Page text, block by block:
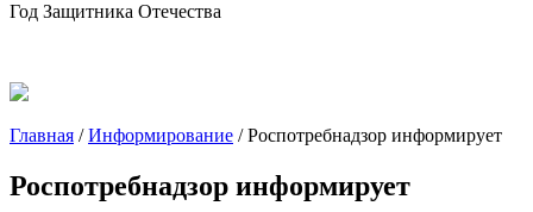
Год Защитника Отечества
Главная /Информирование /Роспотребнадзор информирует
Роспотребнадзор информирует